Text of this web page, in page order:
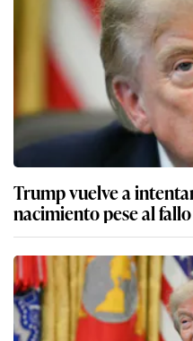
Trump vuelve a
nacimiento pese al